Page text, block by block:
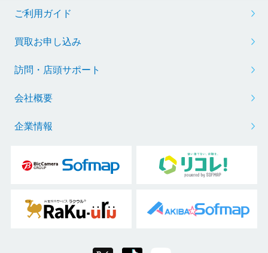
ご利用ガイド
買取お申し込み
訪問・店頭サポート
会社概要
企業情報